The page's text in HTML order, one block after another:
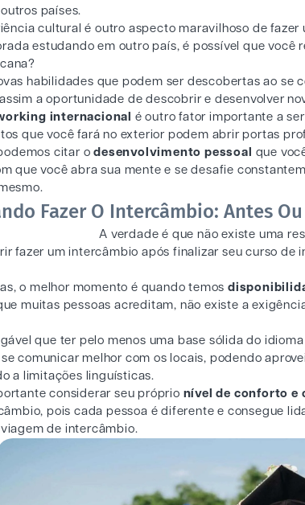
países.
cultural é outro aspecto maravilhoso de
estudando em outro país, é possível que você
habilidades que podem ser descobertas ao se
a oportunidade de descobrir e desenvolver
internacional é outro fator importante a
que você fará no exterior podem abrir portas
citar odesenvolvimento pessoal
que
que você abra sua mente e se desafie
Fazer O Intercâmbio: Antes
A verdade é que não existe uma
fazer um intercâmbio após finalizar seu curso de
o melhor momento é quando temos
muitas pessoas acreditam, não existe a
que ter pelo menos uma base sólida do
comunicar melhor com os locais, podendo
a limitações linguísticas.
considerar seu próprio nível de conforto e
pois cada pessoa é diferente e consegue
de intercâmbio.